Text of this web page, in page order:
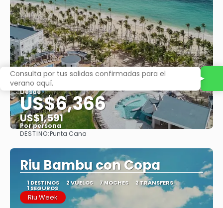
Desde
US$6,366
US$1,591
Por persona
DESTINO:Punta Cana
Riu Bambu con Copa
1 DESTINOS 2 VUELOS 7 NOCHES 2 TRANSFERS
1 SEGUROS
Riu Week
Consulta por tus salidas confirmadas para el
verano aquí.